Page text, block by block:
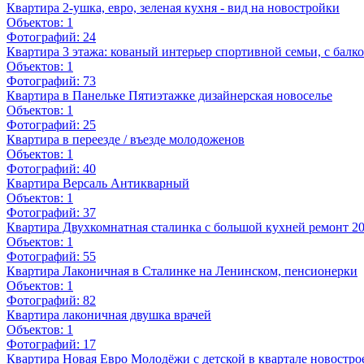
Квартира 2-ушка, евро, зеленая кухня - вид на новостройки
Объектов: 1
Фотографий: 24
Квартира 3 этажа: кованый интерьер спортивной семьи, с
Объектов: 1
Фотографий: 73
Квартира в Панельке Пятиэтажке дизайнерская новоселье
Объектов: 1
Фотографий: 25
Квартира в переезде / въезде молодоженов
Объектов: 1
Фотографий: 40
Квартира Версаль Антикварный
Объектов: 1
Фотографий: 37
Квартира Двухкомнатная сталинка с большой кухней ремонт
Объектов: 1
Фотографий: 55
Квартира Лаконичная в Сталинке на Ленинском, пенсионерки
Объектов: 1
Фотографий: 82
Квартира лаконичная двушка врачей
Объектов: 1
Фотографий: 17
Квартира Новая Евро Молодёжи с детской в квартале